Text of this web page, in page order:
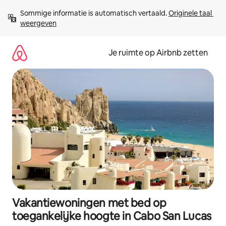
direct
naar
Sommige informatie is automatisch vertaald. Originele taal
weergeven
Je ruimte op Airbnb zetten
Vakantiewoningen met bed op
toegankelijke hoogte in Cabo San Lucas